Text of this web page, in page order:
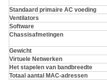
Standaard primaire AC voeding
Ventilators
Software
Chassisafmetingen
Gewicht
Virtuele Netwerken
Het stapelen van bandbreedte
Totaal aantal MAC-adressen